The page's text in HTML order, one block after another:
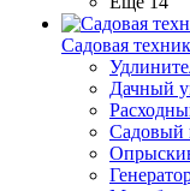
Садовая
Дачный
Садовый